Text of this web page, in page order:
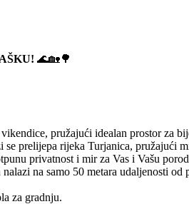
🌊🏡🌳
pružajući idealan prostor za
prelijepa rijeka Turjanica, pružajući
privatnost i mir za Vas i Vašu
na samo 50 metara udaljenosti od
za gradnju.